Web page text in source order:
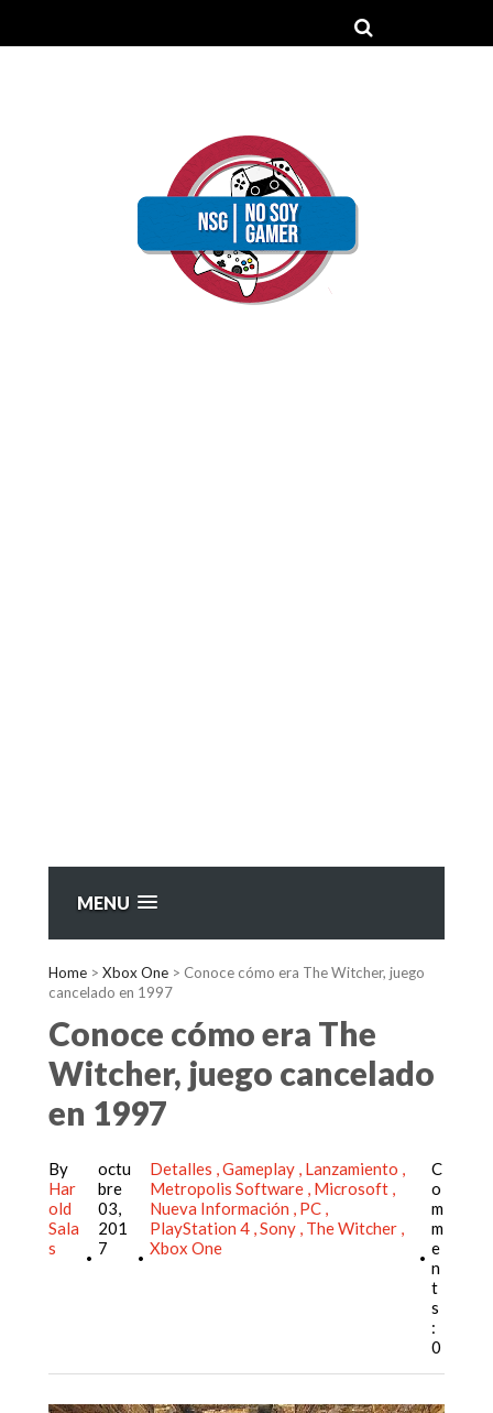
MENU
Home > Xbox One > Conoce cómo era The Witcher, juego
cancelado en 1997
Conoce cómo era The
Witcher, juego cancelado
en 1997
By
Har
old
Sala
s
•
octu
bre
03,
201
7
•
Detalles Gameplay Lanzamiento
Metropolis Software Microsoft
Nueva Información
PC
PlayStation 4 Sony The Witcher
Xbox One
•
C
o
m
m
e
n
t
s
:
0